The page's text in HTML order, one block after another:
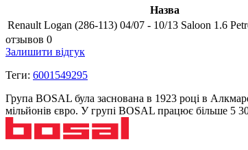
Назва
Renault Logan (286-113) 04/07 - 10/13 Saloon 1.6
отзывов 0
Залишити відгук
Теги: 6001549295
Група BOSAL була заснована в 1923 році в
мільйонів євро. У групі BOSAL працює більше 5